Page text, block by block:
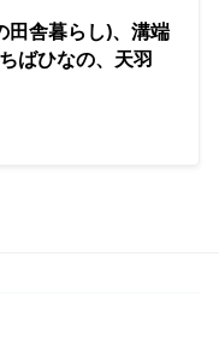
舎暮らし)、溝端
ばひなの、天羽